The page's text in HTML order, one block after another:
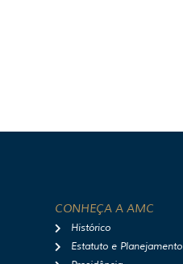
CONHEÇA A AMC
Histórico
Estatuto e Planejamento